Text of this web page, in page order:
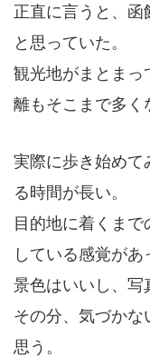
正直に言うと、
と思っていた。
観光地がまとまっ
離もそこまで多く
実際に歩き始めて
る時間が長い。
目的地に着くま
している感覚があ
景色はいいし、写
その分、気づかな
思う。